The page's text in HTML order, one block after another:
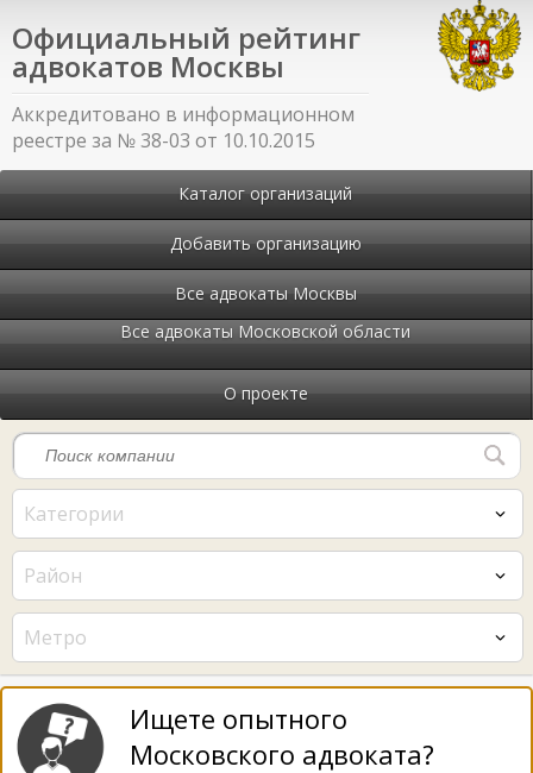
Официальный рейтинг
адвокатов Москвы
Аккредитовано в информационном
реестре за № 38-03 от 10.10.2015
Каталог организаций
Добавить организацию
Все адвокаты Москвы
Все адвокаты Московской области
О проекте
Категории
Район
Метро
Ищете опытного
Московского адвоката?